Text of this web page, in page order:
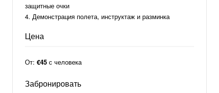
защитные очки
Демонстрация полета, инструктаж и разминка
Цена
От: €45 с человека
Забронировать